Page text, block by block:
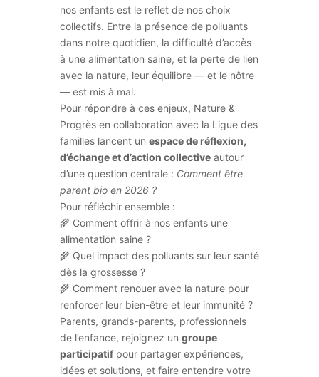
nos enfants est le reflet de nos choix
collectifs. Entre la présence de polluants
dans notre quotidien, la difficulté d’accès
à une alimentation saine, et la perte de lien
avec la nature, leur équilibre — et le nôtre
— est mis à mal.
Pour répondre à ces enjeux, Nature &
Progrès en collaboration avec la Ligue des
familles lancent un espace de réflexion,
d’échange et d’action collective autour
d’une question centrale : Comment être
parent bio en 2026 ?
Pour réfléchir ensemble :
🌾 Comment offrir à nos enfants une
alimentation saine ?
🌾 Quel impact des polluants sur leur santé
dès la grossesse ?
🌾 Comment renouer avec la nature pour
renforcer leur bien-être et leur immunité ?
Parents, grands-parents, professionnels
de l’enfance, rejoignez un groupe
participatif pour partager expériences,
idées et solutions, et faire entendre votre